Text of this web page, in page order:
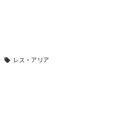
レス・アリア